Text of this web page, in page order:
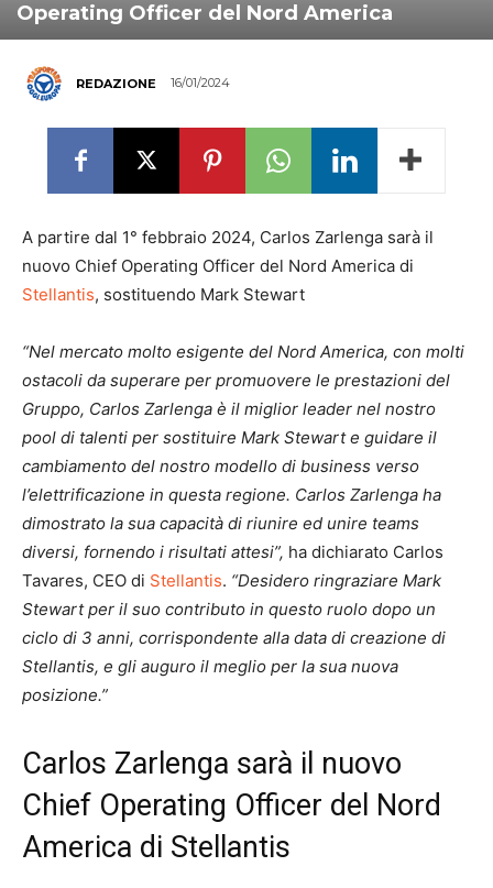
Operating Officer del Nord America
REDAZIONE 16/01/2024
A partire dal 1° febbraio 2024, Carlos Zarlenga sarà il
nuovo Chief Operating Officer del Nord America di
Stellantis, sostituendo Mark Stewart
“Nel mercato molto esigente del Nord America, con molti
ostacoli da superare per promuovere le prestazioni del
Gruppo, Carlos Zarlenga è il miglior leader nel nostro
pool di talenti per sostituire Mark Stewart e guidare il
cambiamento del nostro modello di business verso
l’elettrificazione in questa regione. Carlos Zarlenga ha
dimostrato la sua capacità di riunire ed unire teams
diversi, fornendo i risultati attesi”, ha dichiarato Carlos
Tavares, CEO di Stellantis. “Desidero ringraziare Mark
Stewart per il suo contributo in questo ruolo dopo un
ciclo di 3 anni, corrispondente alla data di creazione di
Stellantis, e gli auguro il meglio per la sua nuova
posizione.”
Carlos Zarlenga sarà il nuovo
Chief Operating Officer del Nord
America di Stellantis